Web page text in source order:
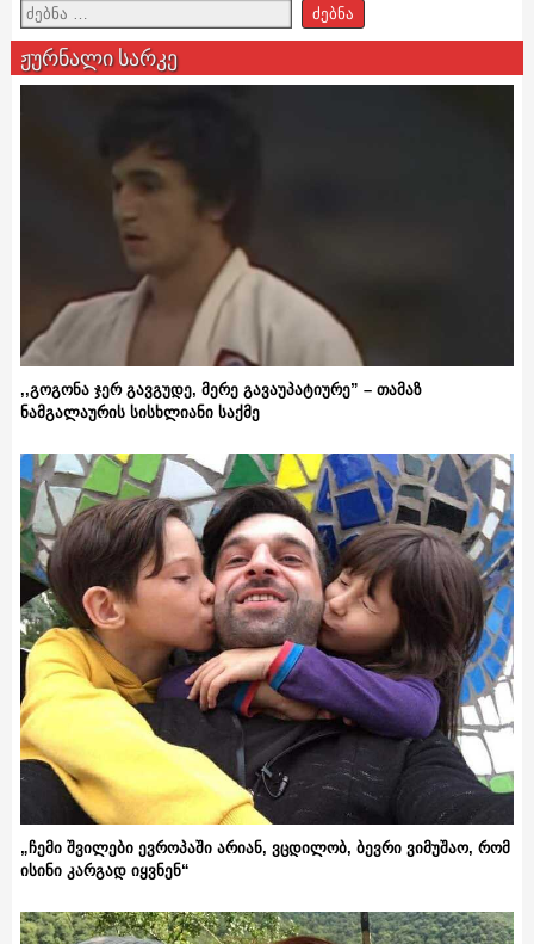
ჟურნალი სარკე
,,გოგონა ჯერ გავგუდე, მერე გავაუპატიურე” – თამაზ
ნამგალაურის სისხლიანი საქმე
„ჩემი შვილები ევროპაში არიან, ვცდილობ, ბევრი ვიმუშაო, რომ
ისინი კარგად იყვნენ“